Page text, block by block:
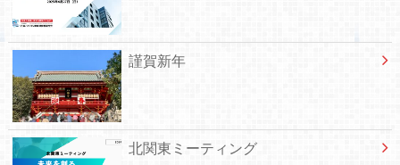
謹賀新年
北関東ミーティング